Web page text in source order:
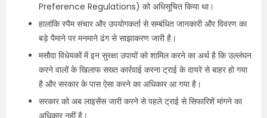
Preference Regulations) को अधिसूचित किया था।
हालांकि स्पैम संचार और उपयोगकर्ता से सम्बंधित जानकारी और विवरण का
बड़े पैमाने पर मनमाने ढंग से साझाकरण जारी है।
मसौदा विधेयकों में इन सुरक्षा उपायों को शामिल करने का अर्थ है कि उल्लंघन
करने वालों के खिलाफ सख्त कार्रवाई करना ट्राई के दायरे से बाहर हो गया
है और सरकार के पास ऐसा करने का अधिकार आ गया है।
सरकार को अब लाइसेंस जारी करने से पहले ट्राई से सिफारिशें मांगने का
अधिकार नहीं है।